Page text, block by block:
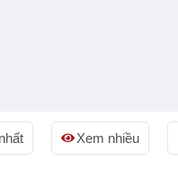
Xem nhiều